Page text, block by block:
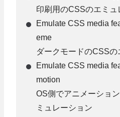
印刷用のCSSのエミュ
Emulate CSS media
eme
ダークモードのCSS
Emulate CSS media
motion
OS側でアニメーショ
ミュレーション